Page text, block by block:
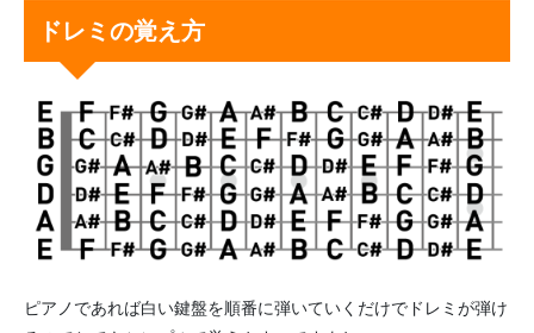
ドレミの覚え方
ピアノであれば白い鍵盤を順番に弾いていくだけでドレミが弾け